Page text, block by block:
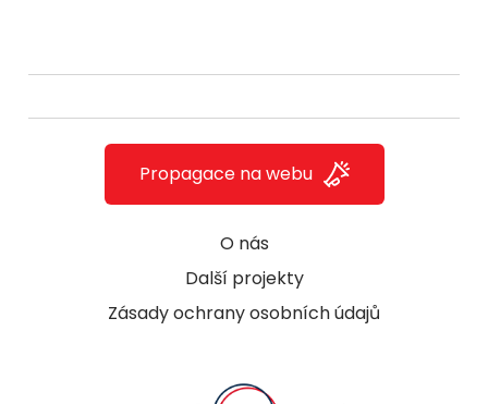
O nás
Další projekty
Zásady ochrany osobních údajů
Propagace na webu